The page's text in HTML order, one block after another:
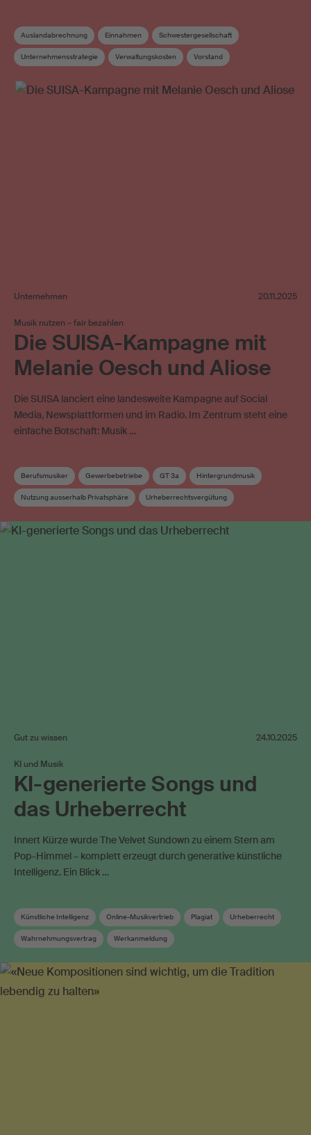
Auslandabrechnung Einnahmen Schwestergesellschaft
Unternehmensstrategie Verwaltungskosten Vorstand
Unternehmen 20.11.2025
Musik nutzen – fair bezahlen
Die SUISA-Kampagne mit
Melanie Oesch und Aliose
Die SUISA lanciert eine landesweite Kampagne auf Social
Media, Newsplattformen und im Radio. Im Zentrum steht eine
einfache Botschaft: Musik …
Berufsmusiker Gewerbebetriebe GT 3a Hintergrundmusik
Nutzung ausserhalb Privatsphäre Urheberrechtsvergütung
Gut zu wissen 24.10.2025
KI und Musik
KI-generierte Songs und
das Urheberrecht
Innert Kürze wurde The Velvet Sundown zu einem Stern am
Pop-Himmel – komplett erzeugt durch generative künstliche
Intelligenz. Ein Blick …
Künstliche Intelligenz Online-Musikvertrieb Plagiat Urheberrecht
Wahrnehmungsvertrag Werkanmeldung